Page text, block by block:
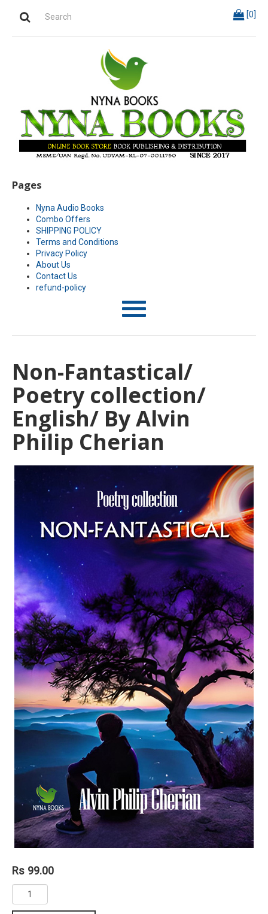
[0]
Pages
Nyna Audio Books
Combo Offers
SHIPPING POLICY
Terms and Conditions
Privacy Policy
About Us
Contact Us
refund-policy
T
o
n
v
g
o
Non-Fantastical/
Poetry collection/
English/ By Alvin
Philip Cherian
Rs 99.00